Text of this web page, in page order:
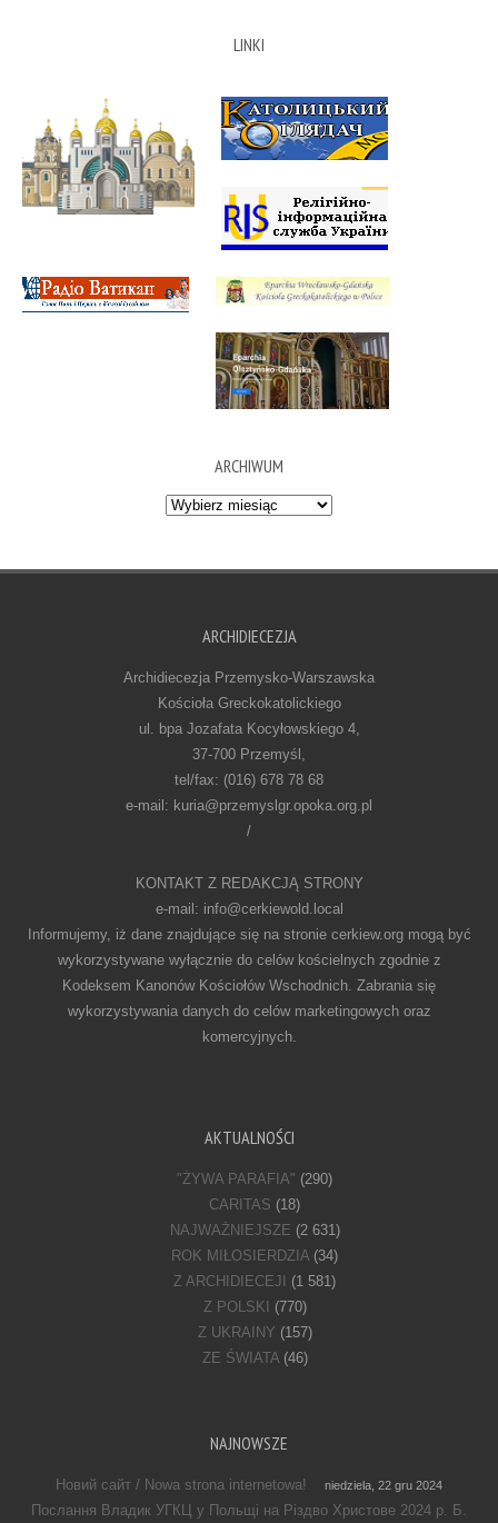
LINKI
ARCHIWUM
Archiwum
ARCHIDIECEZJA
Archidiecezja Przemysko-Warszawska
Kościoła Greckokatolickiego
ul. bpa Jozafata Kocyłowskiego 4,
37-700 Przemyśl,
tel/fax: (016) 678 78 68
e-mail: kuria@przemyslgr.opoka.org.pl
/
KONTAKT Z REDAKCJĄ STRONY
e-mail: info@cerkiewold.local
Informujemy, iż dane znajdujące się na stronie cerkiew.org mogą być
wykorzystywane wyłącznie do celów kościelnych zgodnie z
Kodeksem Kanonów Kościołów Wschodnich. Zabrania się
wykorzystywania danych do celów marketingowych oraz
komercyjnych.
AKTUALNOŚCI
"ŻYWA PARAFIA" (290)
CARITAS (18)
NAJWAŻNIEJSZE (2 631)
ROK MIŁOSIERDZIA(34)
Z ARCHIDIECEJI
(1 581)
Z POLSKI
(770)
Z UKRAINY (157)
ZE ŚWIATA(46)
NAJNOWSZE
Новий сайт / Nowa strona internetowa! niedziela, 22 gru 2024
Послання Владик УГКЦ у Польщі на Різдво Христове 2024 р. Б.